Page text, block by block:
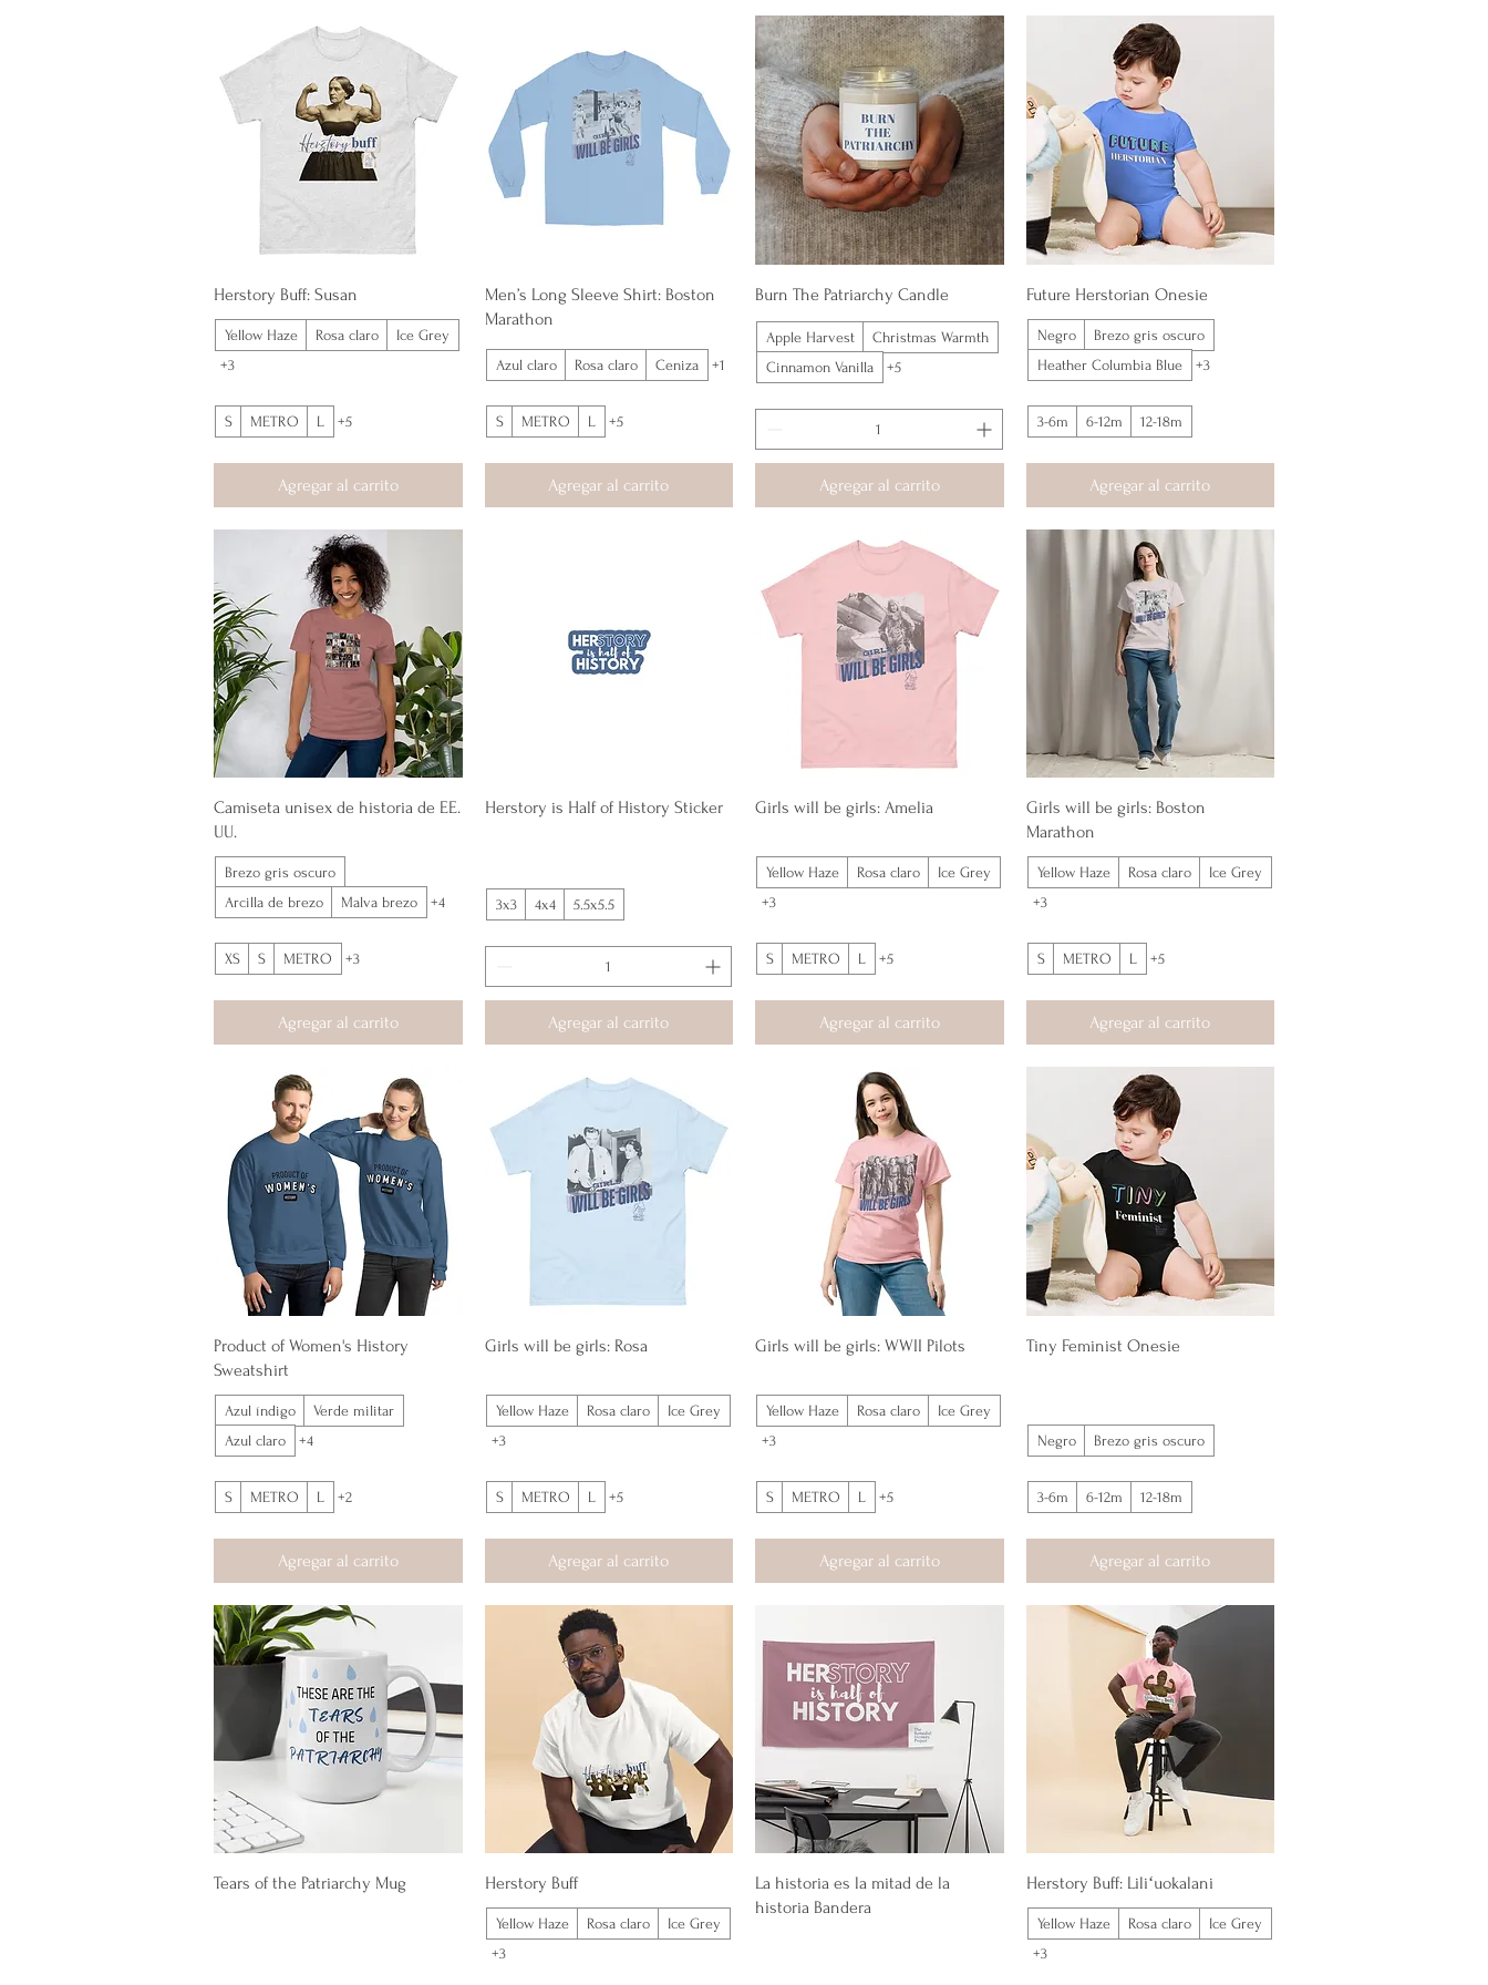
Vista rápida
Herstory Buff: Susan
Yellow Haze Rosa claro
Ice Grey
+3
S METRO L +5
Agregar al carrito
Vista rápida
Men’s Long Sleeve Shirt: Boston
Marathon
Azul claro Rosa claro Ceniza +1
S METRO L +5
Agregar al carrito
Vista rápida
Burn The Patriarchy Candle
Apple Harvest
Christmas Warmth
Cinnamon Vanilla
+5
Agregar al carrito
Vista rápida
Future Herstorian Onesie
Negro
Brezo gris oscuro
Heather Columbia Blue
+3
3-6m 6-12m 12-18m
Agregar al carrito
Vista rápida
Camiseta unisex de historia de EE.
UU.
Brezo gris oscuro
Arcilla de brezo
Malva brezo +4
XS S METRO +3
Agregar al carrito
Vista rápida
Herstory is Half of History Sticker
3x3 4x4 5.5x5.5
Agregar al carrito
Vista rápida
Girls will be girls: Amelia
Yellow Haze Rosa claro
Ice Grey
+3
S METRO L +5
Agregar al carrito
Vista rápida
Girls will be girls: Boston
Marathon
Yellow Haze Rosa claro
Ice Grey
+3
S METRO L +5
Agregar al carrito
Vista rápida
Product of Women's History
Sweatshirt
Azul índigo
Verde militar
Azul claro
+4
S METRO L +2
Agregar al carrito
Vista rápida
Girls will be girls: Rosa
Yellow Haze Rosa claro
Ice Grey
+3
S METRO L +5
Agregar al carrito
Vista rápida
Girls will be girls: WWII Pilots
Yellow Haze Rosa claro
Ice Grey
+3
S METRO L +5
Agregar al carrito
Vista rápida
Tiny Feminist Onesie
Negro Brezo gris oscuro
3-6m 6-12m 12-18m
Agregar al carrito
Vista rápida
Tears of the Patriarchy Mug Vista rápida
Herstory Buff
Yellow Haze Rosa claro
Ice Grey
+3
Vista rápida
La historia es la mitad de la
historia Bandera
Vista rápida
Herstory Buff: Liliʻuokalani
Yellow Haze Rosa claro
Ice Grey
+3